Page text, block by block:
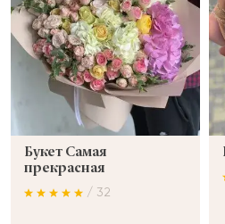
Букет Самая
прекрасная
/ 32